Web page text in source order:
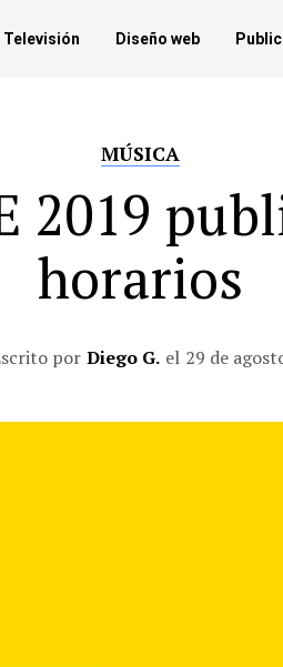
Televisión Diseño web
MÚSICA
2019
horarios
por Diego G. el 29 de